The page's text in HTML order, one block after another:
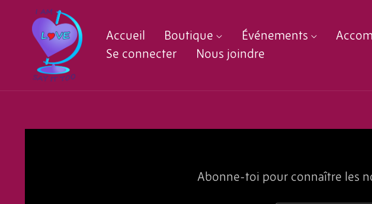
Accueil Boutique Événements
Se connecter
Nous joindre
Abonne-toi pour connaître les